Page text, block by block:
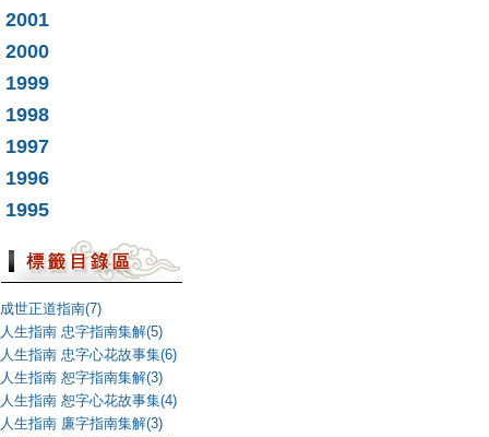
2001
2000
1999
1998
1997
1996
1995
成世正道指南(7)
人生指南 忠字指南集解(5)
人生指南 忠字心花故事集(6)
人生指南 恕字指南集解(3)
人生指南 恕字心花故事集(4)
人生指南 廉字指南集解(3)